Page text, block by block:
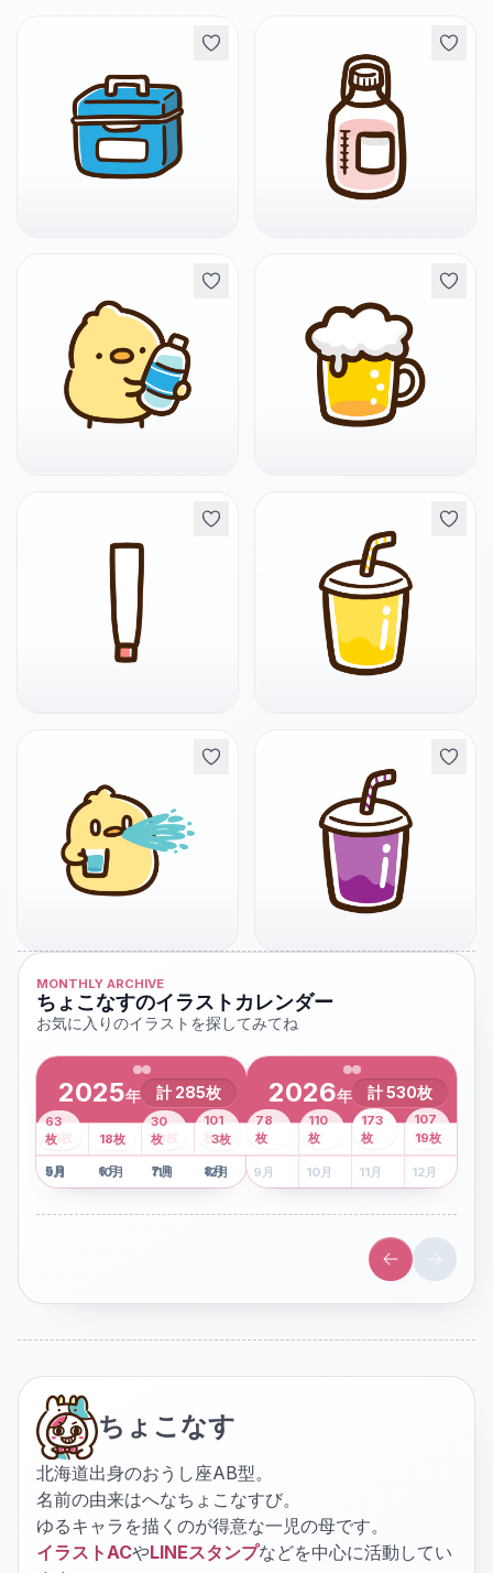
MONTHLY ARCHIVE
ちょこなすのイラストカレンダー
お気に入りのイラストを探してみてね
2025年 計 285枚
1月
2枚 2月 3月 4月
8枚
5月
41 枚
6月
13枚
7月
6枚
8月
101
枚
9月
63
枚
10月
18枚
11月
30
枚
12月
3枚
2026年 計530枚
1月 2月 3月
43
枚
4月
107
枚
5 月
78
枚
6月
110
枚
7月
173
枚
8月
19枚
9 月 10月 11月 12月
ちょこなす
北海道出身のおうし座AB型。
名前の由来はへなちょこなすび。
ゆるキャラを描くのが得意な一児の母です。
イラストACやLINEスタンプなどを中心に活動してい